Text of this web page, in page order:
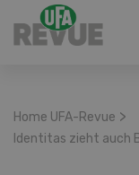
Home UFA-Revue >
Identitas zieht auch